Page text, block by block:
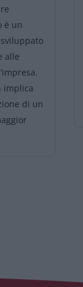
è un
alle
implica
di un